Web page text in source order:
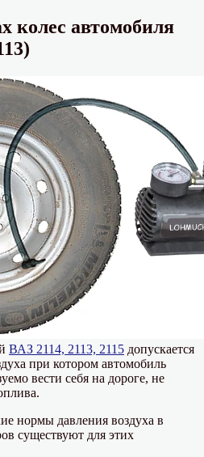
колес автомобиля
ВАЗ 2114, 2113, 2115 допускается
при котором автомобиль
вести себя на дороге, не
нормы давления воздуха в
существуют для этих